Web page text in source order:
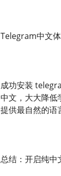
Telegram中文
成功安装
中文，大大降低
提供最自然的语
总结：开启纯